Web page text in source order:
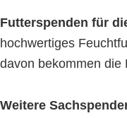
Futterspenden für
hochwertiges
davon bekommen die
Weitere